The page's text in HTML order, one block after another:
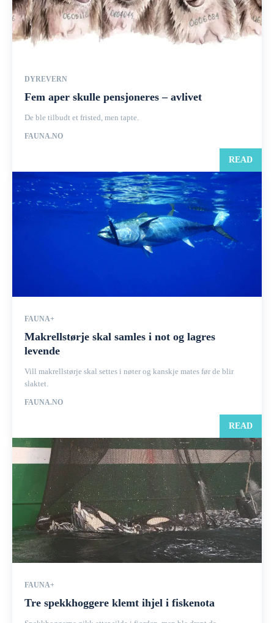
DYREVERN
Fem aper skulle pensjoneres – avlivet
De ble tilbudt et fristed, men tapte.
FAUNA.NO
READ
FAUNA+
Makrellstørje skal samles i not og lagres
levende
Vill makrellstørje skal settes i nøter og kanskje mates før de blir
slaktet.
FAUNA.NO
READ
FAUNA+
Tre spekkhoggere klemt ihjel i fiskenota